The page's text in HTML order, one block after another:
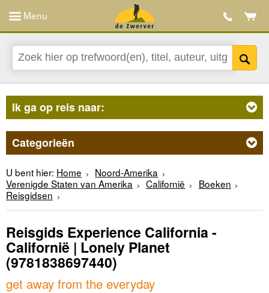
Menu
Ik ga op reis naar:
Categorieën
U bent hier: Home
Noord-Amerika
Verenigde Staten van Amerika
Californië
Boeken
Reisgidsen
Reisgids Experience California -
Californië | Lonely Planet
(9781838697440)
get away from the everyday